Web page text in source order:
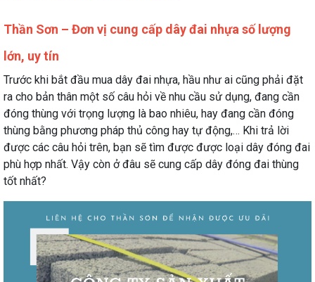
Thần Sơn – Đơn vị cung cấp dây đai nhựa số lượng
lớn, uy tín
Trước khi bắt đầu mua dây đai nhựa, hầu như ai cũng phải đặt
ra cho bản thân một số câu hỏi về nhu cầu sử dụng, đang cần
đóng thùng với trọng lượng là bao nhiêu, hay đang cần đóng
thùng bằng phương pháp thủ công hay tự động,… Khi trả lời
được các câu hỏi trên, bạn sẽ tìm được được loại dây đóng đai
phù hợp nhất. Vậy còn ở đâu sẽ cung cấp dây đóng đai thùng
tốt nhất?